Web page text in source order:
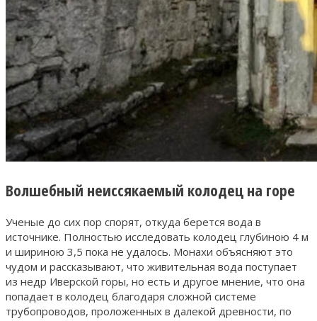
Волшебный неиссякаемый колодец на горе
Ученые до сих пор спорят, откуда берется вода в
источнике. Полностью исследовать колодец глубиною 4 м
и шириною 3,5 пока не удалось. Монахи объясняют это
чудом и рассказывают, что живительная вода поступает
из недр Иверской горы, но есть и другое мнение, что она
попадает в колодец благодаря сложной системе
трубопроводов, проложенных в далекой древности, по